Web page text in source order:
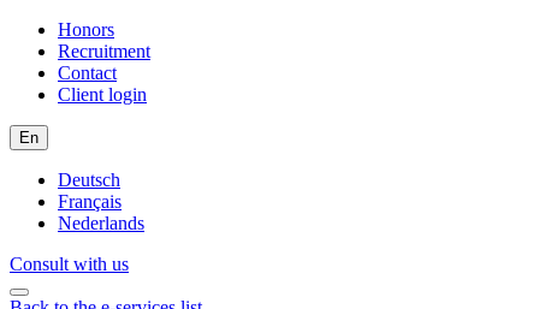
Honors
Recruitment
Contact
Client login
En
Deutsch
Français
Nederlands
Consult with us